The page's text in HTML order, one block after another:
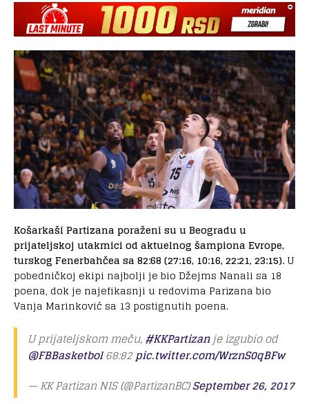
Košarkaši Partizana poraženi su u Beogradu u
prijateljskoj utakmici od aktuelnog šampiona Evrope,
turskog Fenerbahčea sa 82:68 (27:16, 10:16, 22:21, 23:15). U
pobedničkoj ekipi najbolji je bio Džejms Nanali sa 18
poena, dok je najefikasnji u redovima Parizana bio
Vanja Marinković sa 13 postignutih poena.
U prijateljskom meču,#KKPartizanje izgubio od
@FBBasketbol68:82pic.twitter.com/WrznS0qBFw
— KK Partizan NIS (@PartizanBC)September 26, 2017